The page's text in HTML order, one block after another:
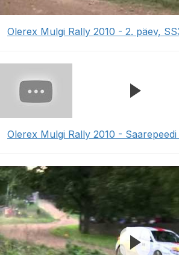
Olerex Mulgi Rally 2010 - 2. päev,
Olerex Mulgi Rally 2010 -